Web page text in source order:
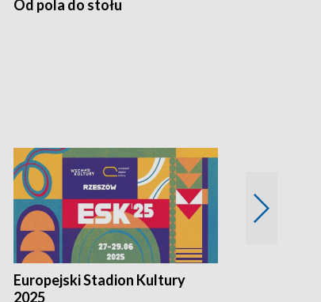
Od pola do stołu
Europejski Stadion Kultury
2025